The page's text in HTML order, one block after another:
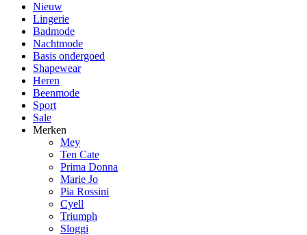
Nieuw
Lingerie
Badmode
Nachtmode
Basis ondergoed
Shapewear
Heren
Beenmode
Sport
Sale
Merken
Mey
Ten Cate
Prima Donna
Marie Jo
Pia Rossini
Cyell
Triumph
Sloggi